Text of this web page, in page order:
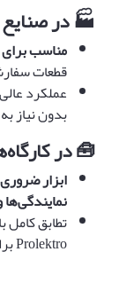
🏭در
مناسب
قطعات
عملکرد
بدون نیاز
🧰در
ابزار
تطابق
Prolektro برای حداکثر عملکرد